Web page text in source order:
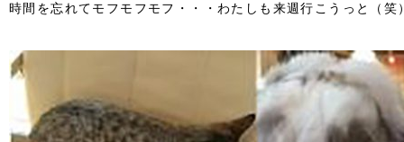
時間を忘れてモフモフモフ・・・わたしも来週行こうっと（笑